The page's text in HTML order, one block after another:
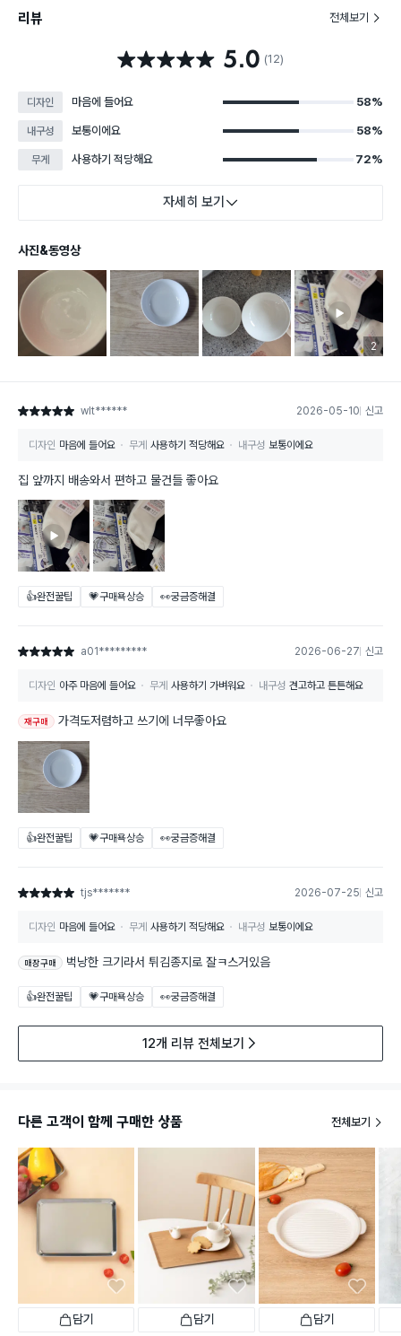
리뷰 전체보기
별점 5.0점 5.0 (12)
디자인 마음에 들어요 58%
내구성 보통이에요 58%
무게 사용하기 적당해요 72%
자세히 보기
사진&동영상
리뷰 이
2
별점 5점 wlt****** 2026-05-10 신고
디자인 마음에 들어요 무게 사용하기 적당해요 내구성 보통이에요
집 앞까지 배송와서 편하고 물건들 좋아요
👍완전꿀팁 💗구매욕상승 👀궁금증해결
별점 5점 a01********* 2026-06-27 신고
디자인 아주 마음에 들어요 무게 사용하기 가벼워요 내구성 견고하고 튼튼해요
재구매 가격도저렴하고 쓰기에 너무좋아요
👍완전꿀팁 💗구매욕상승 👀궁금증해결
별점 5점 tjs******* 2026-07-25 신고
디자인 마음에 들어요 무게 사용하기 적당해요 내구성 보통이에요
매장구매 벅낭한 크기라서 튀김종지로 잘ㅋ스거있음
👍완전꿀팁 💗구매욕상승 👀궁금증해결
12개 리뷰 전체보기
다른 고객이 함께 구매한 상품 전체보기
담기 담기 담기